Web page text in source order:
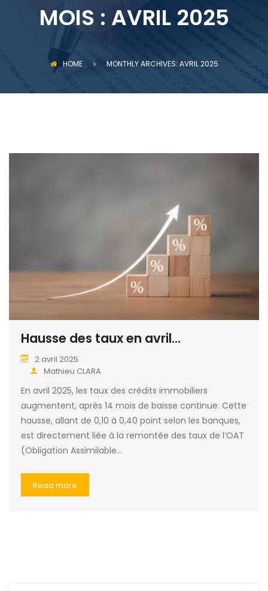
MOIS : AVRIL 2025
HOME MONTHLY ARCHIVES: AVRIL 2025
Hausse des taux en avril...
2 avril 2025
Mathieu CLARA
En avril 2025, les taux des crédits immobiliers
augmentent, après 14 mois de baisse continue. Cette
hausse, allant de 0,10 à 0,40 point selon les banques,
est directement liée à la remontée des taux de l’OAT
(Obligation Assimilable…
Read more